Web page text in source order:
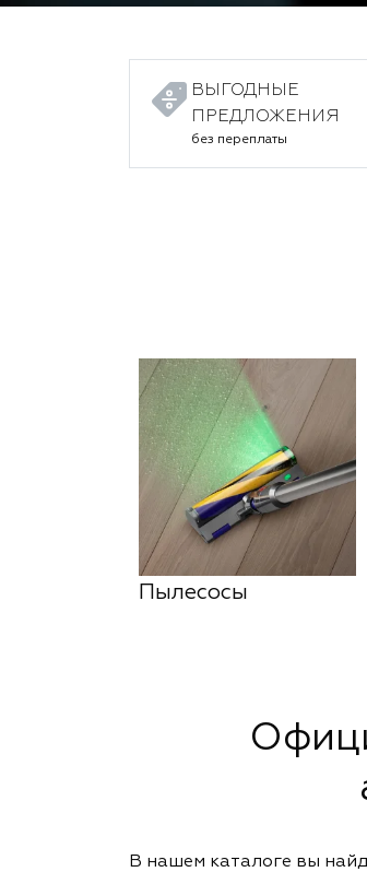
ВЫГОДНЫЕ
ПРЕДЛОЖЕНИЯ
без переплаты
Пылесосы
В нашем каталоге вы